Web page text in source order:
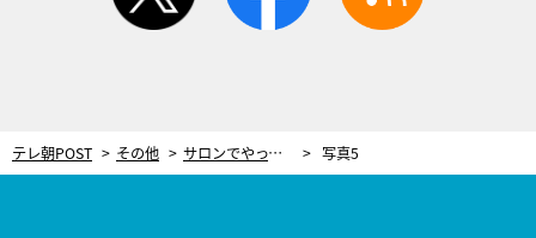
テレ朝POST その他 サロンでやってもらったような理想の前髪に！簡単にできる「前髪のセルフカット術」 写真5